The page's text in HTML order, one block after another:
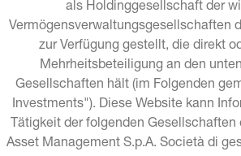
als Holdinggesellschaft der
Vermögensverwaltungsgesellschaften
zur Verfügung gestellt, die direkt
Mehrheitsbeteiligung an den
Gesellschaften hält (im Folgenden
Investments"). Diese Website kann
Tätigkeit der folgenden Gesellschaften
Asset Management S.p.A. Società di